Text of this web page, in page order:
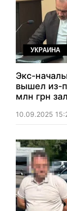
УКРАИНА
Экс-
вышел из-
млн грн
10.09.2025